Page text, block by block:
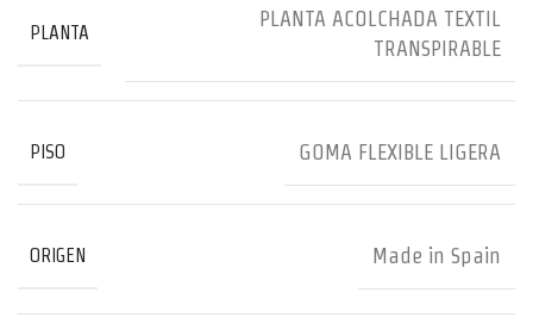
PLANTA
PLANTA ACOLCHADA TEXTIL
TRANSPIRABLE
PISO GOMA FLEXIBLE LIGERA
ORIGEN Made in Spain